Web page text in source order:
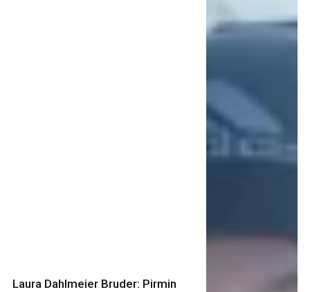
Laura Dahlmeier Bruder: Pirmin